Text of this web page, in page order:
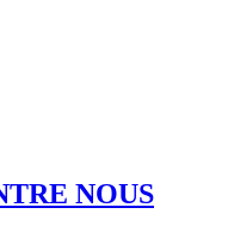
NOUS